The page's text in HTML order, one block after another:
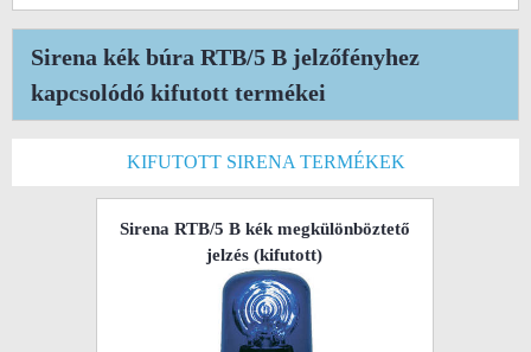
Sirena kék búra RTB/5 B jelzőfényhez
kapcsolódó kifutott termékei
KIFUTOTT SIRENA TERMÉKEK
Sirena RTB/5 B kék megkülönböztető
jelzés (kifutott)